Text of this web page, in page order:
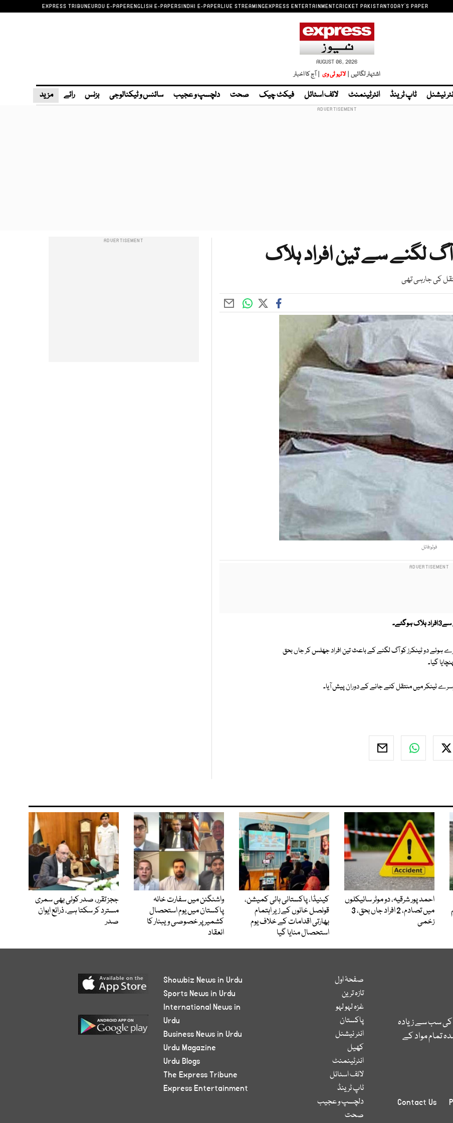
EXPRESS TRIBUNEURDU E-PAPERENGLISH E-PAPERSINDHI E-PAPERLIVE STREAMINGEXPRESS ENTERTAINMENTCRICKET PAKISTANTODAY'S PAPER
AUGUST 06, 2026
اشتہار لگائیں | لائیو ٹی وی | آج کا اخبار
نیشنل ٹاپ ٹرینڈ انٹرٹینمنٹ لائف اسٹائل فیکٹ چیک صحت دلچسپ و عجیب سائنس و ٹیکنالوجی بزنس رائے مزید
لگنے سے تین افراد ہلاک
کی جارہی تھی
فوٹو:فائل
دو ٹینکرز کو آگ لگنے کے باعث تین افراد جھلس کر جاں بحق
گیا۔
ٹینکر میں منتقل کئے جانے کے دوران پیش آیا۔
احمد پور شرقیہ، دو موٹر سائیکلوں
میں تصادم، 2 افراد جاں بحق، 3
زخمی
کینیڈا، پاکستانی ہائی کمیشن،
قونصل خانوں کے زیر اہتمام
بھارتی اقدامات کے خلاف یوم
استحصال منایا گیا
واشنگٹن میں سفارت خانہ
پاکستان میں یوم استحصال
کشمیر پر خصوصی ویبنار کا
انعقاد
ججز تقرر، صدر کوئی بھی سمری
مسترد کر سکتا ہے، ذرائع ایوان
صدر
کی سب سے زیادہ
تمام مواد کے
Contact Us
صفحۂ اول
تازہ ترین
غزہ لہو لہو
پاکستان
انٹر نیشنل
کھیل
انٹرٹینمنٹ
لائف اسٹائل
ٹاپ ٹرینڈ
دلچسپ و عجیب
صحت
Showbiz News in Urdu
Sports News in Urdu
International News in
Urdu
Business News in Urdu
Urdu Magazine
Urdu Blogs
The Express Tribune
Express Entertainment